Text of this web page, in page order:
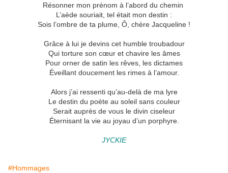
Résonner mon prénom à l’abord du chemin
L’aède souriait, tel était mon destin :
Sois l’ombre de ta plume, Ô, chère Jacqueline !
Grâce à lui je devins cet humble troubadour
Qui torture son cœur et chavire les âmes
Pour orner de satin les rêves, les dictames
Éveillant doucement les rimes à l’amour.
Alors j’ai ressenti qu’au-delà de ma lyre
Le destin du poète au soleil sans couleur
Serait auprès de vous le divin ciseleur
Éternisant la vie au joyau d’un porphyre.
JYCKIE
#Hommages